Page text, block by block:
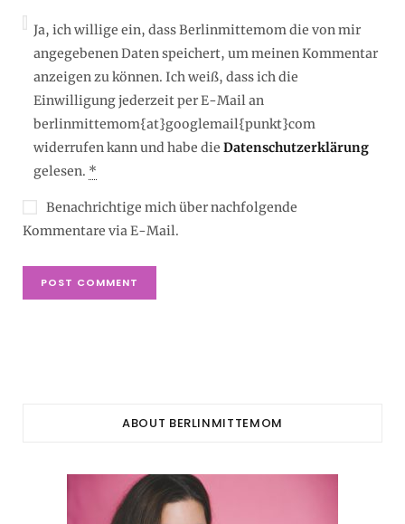
Ja, ich willige ein, dass Berlinmittemom die von mir
angegebenen Daten speichert, um meinen Kommentar
anzeigen zu können. Ich weiß, dass ich die
Einwilligung jederzeit per E-Mail an
berlinmittemom{at}googlemail{punkt}com
widerrufen kann und habe die Datenschutzerklärung
gelesen. *
Benachrichtige mich über nachfolgende
Kommentare via E-Mail.
ABOUT BERLINMITTEMOM